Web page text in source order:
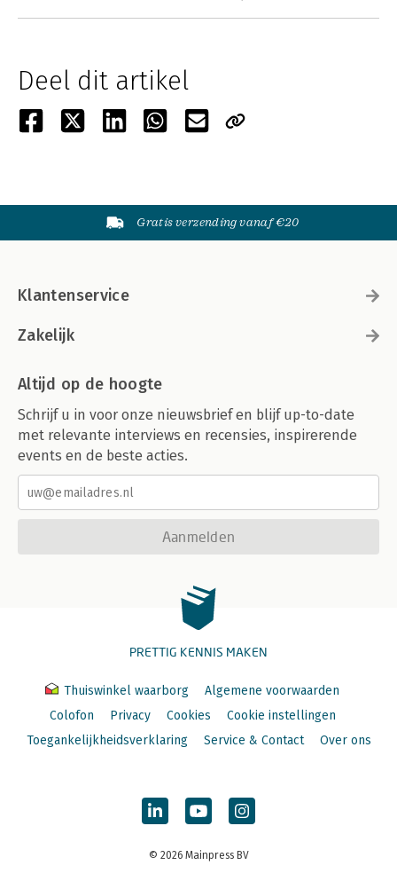
Deel dit artikel
Gratis verzending vanaf €20
Klantenservice
Zakelijk
Altijd op de hoogte
Schrijf u in voor onze nieuwsbrief en blijf up-to-date
met relevante interviews en recensies, inspirerende
events en de beste acties.
Aanmelden
PRETTIG KENNIS MAKEN
Thuiswinkel waarborg
Algemene voorwaarden
Colofon
Privacy Cookies
Cookie instellingen
Toegankelijkheidsverklaring
Service & Contact Over ons
© 2026 Mainpress BV